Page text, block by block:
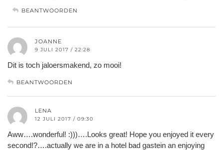
BEANTWOORDEN
JOANNE
9 JULI 2017 / 22:28
Dit is toch jaloersmakend, zo mooi!
BEANTWOORDEN
LENA
12 JULI 2017 / 09:30
Aww….wonderful! :)))….Looks great! Hope you enjoyed it every
second!?….actually we are in a hotel bad gastein an enjoying